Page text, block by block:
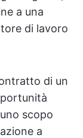
a una
di lavoro
di un
scopo
a